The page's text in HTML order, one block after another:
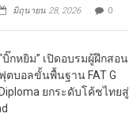
มิถุนายน 28, 2026 0
บิ๊กหยิม” เปิดอบรมผู้ฝึกสอน
ฟุตบอลขั้นพื้นฐาน FAT G
ยกระดับโค้ชไทยสู่